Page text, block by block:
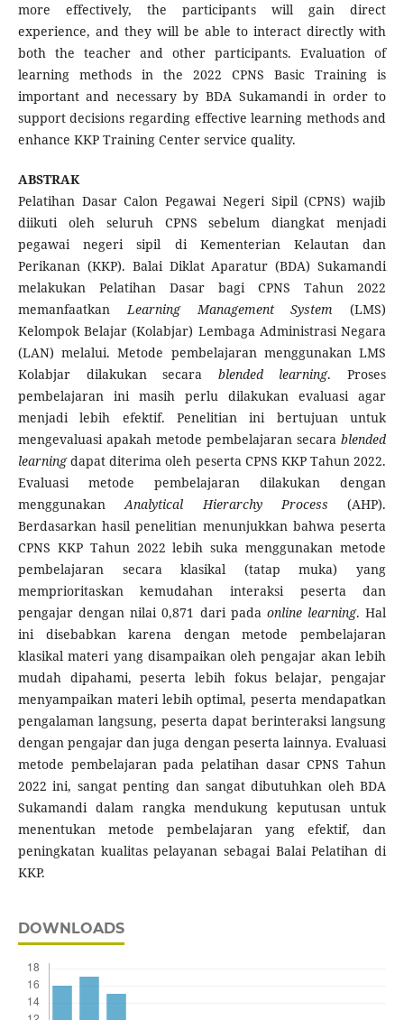
more effectively, the participants will gain direct
experience, and they will be able to interact directly with
both the teacher and other participants. Evaluation of
learning methods in the 2022 CPNS Basic Training is
important and necessary by BDA Sukamandi in order to
support decisions regarding effective learning methods and
enhance KKP Training Center service quality.
ABSTRAK
Pelatihan Dasar Calon Pegawai Negeri Sipil (CPNS) wajib
diikuti oleh seluruh CPNS sebelum diangkat menjadi
pegawai negeri sipil di Kementerian Kelautan dan
Perikanan (KKP). Balai Diklat Aparatur (BDA) Sukamandi
melakukan Pelatihan Dasar bagi CPNS Tahun 2022
memanfaatkanLearning Management System (LMS)
Kelompok Belajar (Kolabjar) Lembaga Administrasi Negara
(LAN) melalui. Metode pembelajaran menggunakan LMS
Kolabjar dilakukan secara blended learning. Proses
pembelajaran ini masih perlu dilakukan evaluasi agar
menjadi lebih efektif. Penelitian ini bertujuan untuk
mengevaluasi apakah metode pembelajaran secarablended
learningdapat diterima oleh peserta CPNS KKP Tahun 2022.
Evaluasi metode pembelajaran dilakukan dengan
menggunakanAnalytical Hierarchy Process (AHP).
Berdasarkan hasil penelitian menunjukkan bahwa peserta
CPNS KKP Tahun 2022 lebih suka menggunakan metode
pembelajaran secara klasikal (tatap muka) yang
memprioritaskan kemudahan interaksi peserta dan
pengajar dengan nilai 0,871 dari pada online learning. Hal
ini disebabkan karena dengan metode pembelajaran
klasikal materi yang disampaikan oleh pengajar akan lebih
mudah dipahami, peserta lebih fokus belajar, pengajar
menyampaikan materi lebih optimal, peserta mendapatkan
pengalaman langsung, peserta dapat berinteraksi langsung
dengan pengajar dan juga dengan peserta lainnya. Evaluasi
metode pembelajaran pada pelatihan dasar CPNS Tahun
2022 ini, sangat penting dan sangat dibutuhkan oleh BDA
Sukamandi dalam rangka mendukung keputusan untuk
menentukan metode pembelajaran yang efektif, dan
peningkatan kualitas pelayanan sebagai Balai Pelatihan di
KKP.
DOWNLOADS